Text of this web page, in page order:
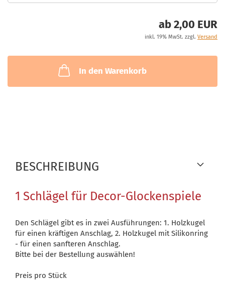
ab 2,00 EUR
inkl. 19% MwSt. zzgl. Versand
In den Warenkorb
BESCHREIBUNG
1 Schlägel für Decor-Glockenspiele
Den Schlägel gibt es in zwei Ausführungen: 1. Holzkugel
für einen kräftigen Anschlag, 2. Holzkugel mit Silikonring
- für einen sanfteren Anschlag.
Bitte bei der Bestellung auswählen!
Preis pro Stück